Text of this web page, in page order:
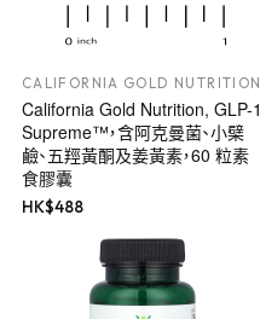
CALIFORNIA GOLD NUTRITION
California Gold Nutrition, GLP-1
Supreme™，含阿克曼菌、小檗
鹼、五羥黃酮及姜黃素，60 粒素
食膠囊
HK$488